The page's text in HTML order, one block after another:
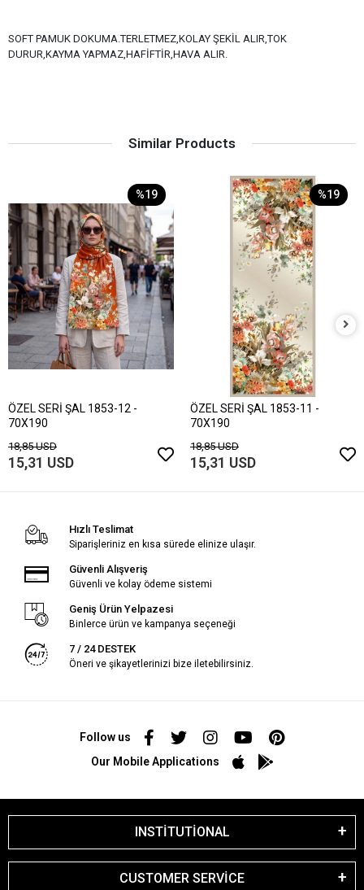
SOFT PAMUK DOKUMA.TERLETMEZ,KOLAY ŞEKİL ALIR,TOK
DURUR,KAYMA YAPMAZ,HAFİFTİR,HAVA ALIR.
Similar Products
%19
ÖZEL SERİ ŞAL 1853-12 -
70X190
18,85 USD
15,31 USD
%19
ÖZEL SERİ ŞAL 1853-11 -
70X190
18,85 USD
15,31 USD
Hızlı Teslimat
Siparişleriniz en kısa sürede elinize ulaşır.
Güvenli Alışveriş
Güvenli ve kolay ödeme sistemi
Geniş Ürün Yelpazesi
Binlerce ürün ve kampanya seçeneği
7 / 24 DESTEK
Öneri ve şikayetlerinizi bize iletebilirsiniz.
Follow us
Our Mobile Applications
INSTİTUTİONAL
CUSTOMER SERVİCE